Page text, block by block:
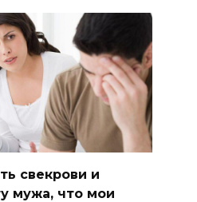
свекрови и
мужа, что мои